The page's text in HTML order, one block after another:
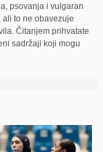
psovanja i vulgaran
to ne obavezuje
Čitanjem prihvatate
sadržaji koji mogu